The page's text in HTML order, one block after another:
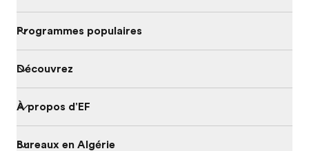
Programmes populaires
Découvrez
À propos d'EF
Bureaux en Algérie